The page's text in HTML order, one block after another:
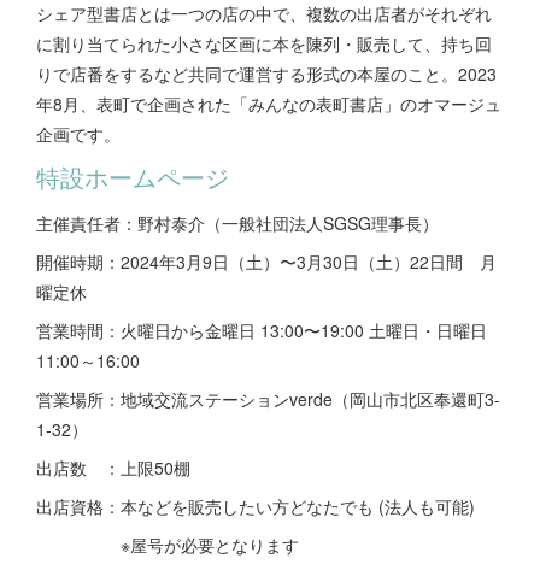
シェア型書店とは一つの店の中で、複数の出店者がそれぞれ
に割り当てられた小さな区画に本を陳列・販売して、持ち回
りで店番をするなど共同で運営する形式の本屋のこと。2023
年8月、表町で企画された「みんなの表町書店」のオマージュ
企画です。
特設ホームページ
主催責任者：野村泰介（一般社団法人SGSG理事長）
開催時期：2024年3月9日（土）〜3月30日（土）22日間 月
曜定休
営業時間：火曜日から金曜日 13:00〜19:00 土曜日・日曜日
11:00～16:00
営業場所：地域交流ステーションverde（岡山市北区奉還町3-
1-32）
出店数 ：上限50棚
出店資格：本などを販売したい方どなたでも (法人も可能)
※屋号が必要となります